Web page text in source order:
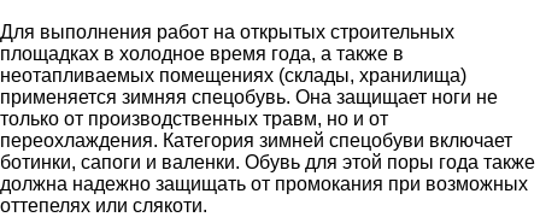
Для выполнения работ на открытых строительных
площадках в холодное время года, а также в
неотапливаемых помещениях (склады, хранилища)
применяется зимняя спецобувь. Она защищает ноги не
только от производственных травм, но и от
переохлаждения. Категория зимней спецобуви включает
ботинки, сапоги и валенки. Обувь для этой поры года также
должна надежно защищать от промокания при возможных
оттепелях или слякоти.